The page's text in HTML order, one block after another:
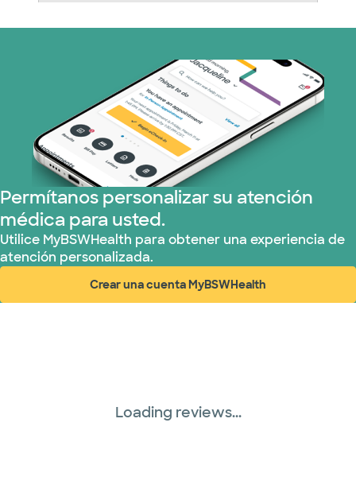
Medicaid (1 planes)
Medicare (1 planes)
Nebraska Furniture Mart (3 planes)
Red PHCS (1 planes)
Prism Electric (1 planes)
Plan de Salud Superior (17 planes)
Permítanos personalizar su atención
médica para usted.
Utilice MyBSWHealth para obtener una experiencia de
atención personalizada.
Crear una cuenta MyBSWHealth
(abre en ventana nueva)
Loading reviews...